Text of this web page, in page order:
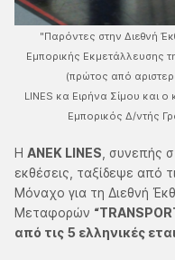
"Παρόντες στην Διεθνή
Εμπορικής Εκμετάλλευσης
(πρώτος από
LINES κα Ειρήνα Σίμου και
Εμπορικός Δ/ντής
Η ΑΝΕΚ LINES , συνεπής
εκθέσεις, ταξίδεψε από
Μόναχο για τη Διεθνή
Μεταφορών
από τις 5 ελληνικές